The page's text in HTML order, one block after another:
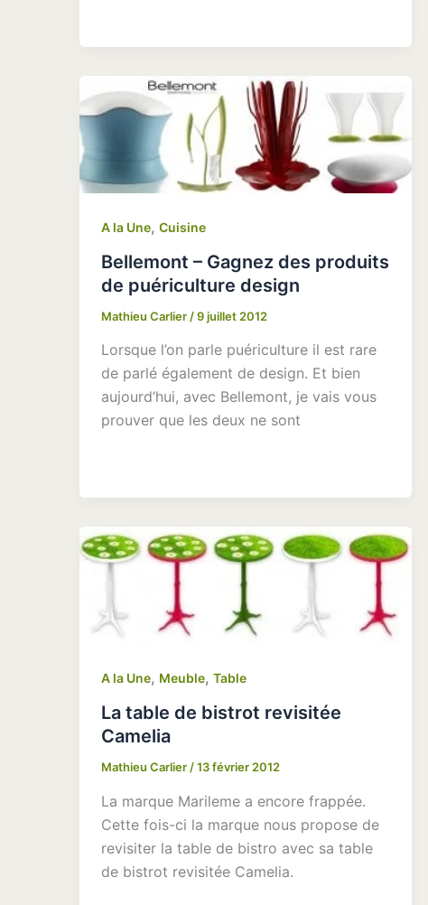
A la Une, Cuisine
Bellemont – Gagnez des produits
de puériculture design
Mathieu Carlier /9 juillet 2012
Lorsque l’on parle puériculture il est rare
de parlé également de design. Et bien
aujourd’hui, avec Bellemont, je vais vous
prouver que les deux ne sont
A la Une, Meuble, Table
La table de bistrot revisitée
Camelia
Mathieu Carlier /13 février 2012
La marque Marileme a encore frappée.
Cette fois-ci la marque nous propose de
revisiter la table de bistro avec sa table
de bistrot revisitée Camelia.